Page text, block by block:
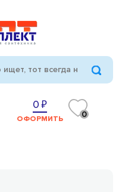
0
ОФОРМИТЬ 0